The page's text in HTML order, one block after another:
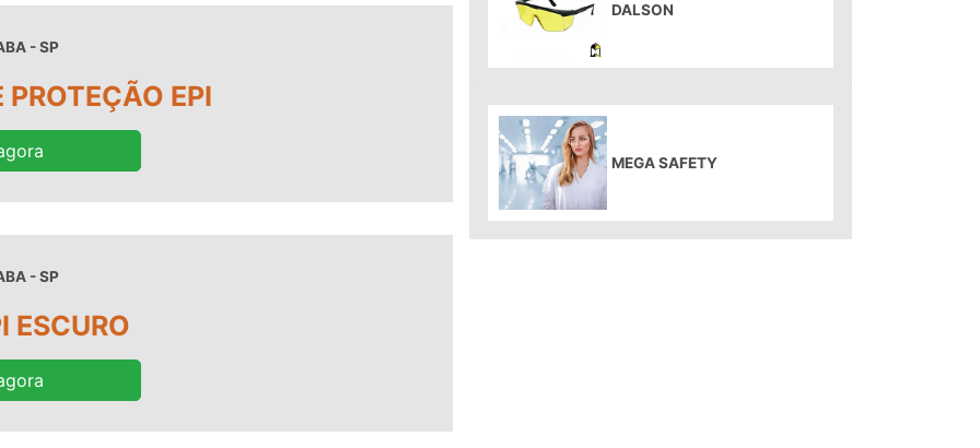
- SP
PROTEÇÃO EPI
- SP
ESCURO
DALSON
MEGA SAFETY